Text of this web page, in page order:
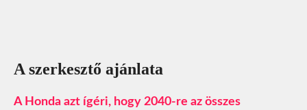
A szerkesztő ajánlata
A Honda azt ígéri, hogy 2040-re az összes